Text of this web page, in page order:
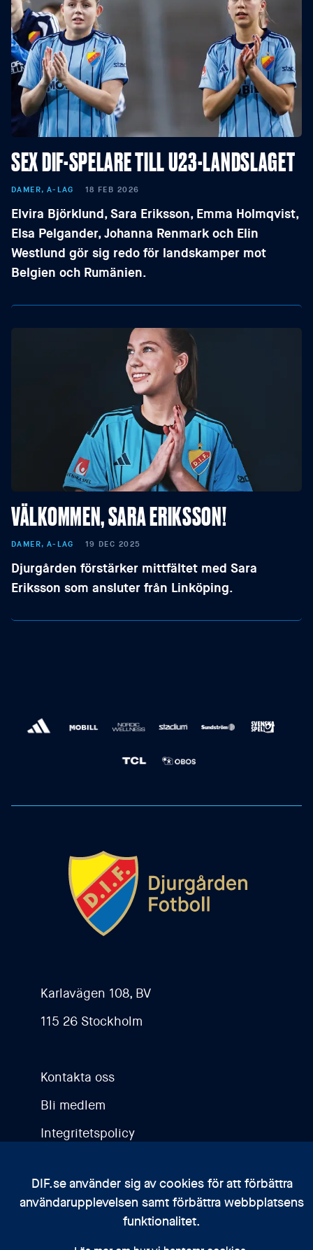
SEX DIF-SPELARE TILL U23-LANDSLAGET
DAMER, A-LAG 18 FEB 2026
Elvira Björklund, Sara Eriksson, Emma Holmqvist,
Elsa Pelgander, Johanna Renmark och Elin
Westlund gör sig redo för landskamper mot
Belgien och Rumänien.
VÄLKOMMEN, SARA ERIKSSON!
DAMER, A-LAG 19 DEC 2025
Djurgården förstärker mittfältet med Sara
Eriksson som ansluter från Linköping.
Karlavägen 108, BV
115 26 Stockholm
Kontakta oss
Bli medlem
Integritetspolicy
DIF.se använder sig av cookies för att förbättra
användarupplevelsen samt förbättra webbplatsens
funktionalitet.